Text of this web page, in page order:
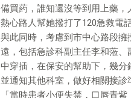
備買葯，誰知還沒等到用上藥
熱心路人幫她撥打了120急救電
與此同時，考慮到市中心路段
遠，包括急診科副主任李和蒞
中穿插，在保安的幫助下，幾分
並通知其他科室，做好相關接診
「當時患者小便失禁，口唇青